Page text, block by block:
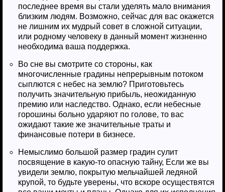
последнее время вы стали уделять мало внимания
близким людям. Возможно, сейчас для вас окажется
не лишним их мудрый совет в сложной ситуации,
или родному человеку в данный момент жизненно
необходима ваша поддержка.
Во сне вы смотрите со стороны, как
многочисленные градины непрерывным потоком
сыплются с небес на землю? Приготовьтесь
получить значительную прибыль, неожиданную
премию или наследство. Однако, если небесные
горошины больно ударяют по голове, то вас
ожидают такие же значительные траты и
финансовые потери в бизнесе.
Немыслимо большой размер градин сулит
посвящение в какую-то опасную тайну, Если же вы
увидели землю, покрытую мельчайшей ледяной
крупой, то будьте уверены, что вскоре осуществятся